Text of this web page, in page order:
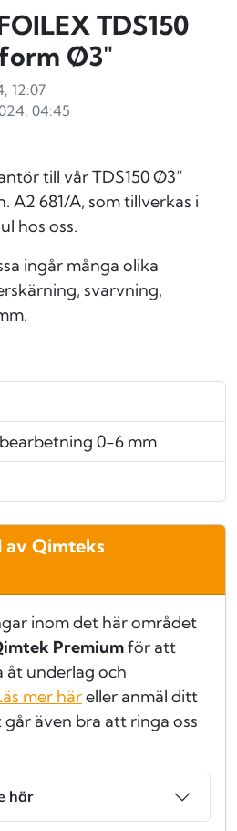
TDS150
Ø3"
12:07
04:45
till vår TDS150 Ø3”
681/A, som tillverkas i
hos oss.
ingår många olika
svarvning,
0-6 mm
av Qimteks
inom det här området
Premiumför att
åt underlag och
mer häreller anmäl ditt
även bra att ringa oss
här